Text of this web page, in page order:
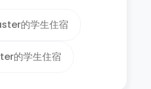
的学生住宿
的学生住宿